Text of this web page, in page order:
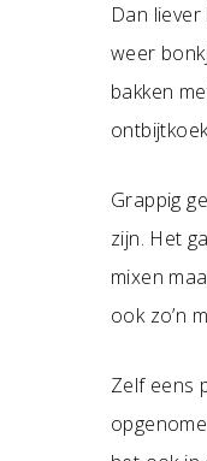
Dan
weer
bakken
Grappig
zijn. Het
mixen
ook zo’n
Zelf eens